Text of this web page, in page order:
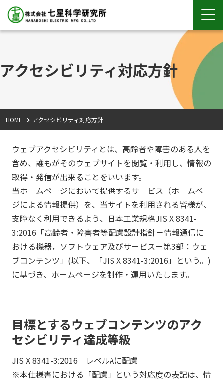
アクセシビリティ対応方針
HOME アクセシビリティ対応方針
ウェブアクセシビリティとは、高齢者や障害のある人を
含め、誰もがそのウェブサイトを閲覧・利用し、情報の
取得・発信が出来ることをいいます。
当ホームページにおいて提供するサービス（ホームペー
ジによる情報提供）を、当サイトを利用される皆様が、
支障なく利用できるよう、日本工業規格JIS X 8341-
3:2016「高齢者・障害者等配慮設計指針－情報通信に
おける機器，ソフトウェア及びサービス－第3部：ウェ
ブコンテンツ」(以下、「JIS X 8341-3:2016」という。)
に基づき、ホームページを制作・運用いたします。
目標とするウェブコンテンツのアク
セシビリティ達成等級
JIS X 8341-3:2016 レベルAに配慮
※本仕様書における「配慮」という対応度の表記は、情